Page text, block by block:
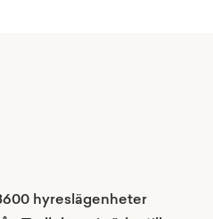
hyreslägenheter